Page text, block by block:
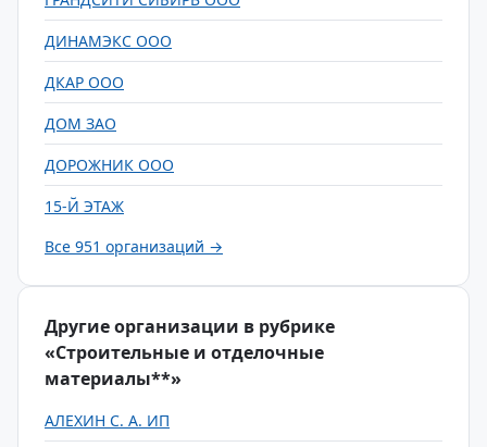
ДИНАМЭКС ООО
ДКАР ООО
ДОМ ЗАО
ДОРОЖНИК ООО
15-Й ЭТАЖ
Все 951 организаций →
Другие организации в рубрике
«Строительные и отделочные
материалы**»
АЛЕХИН С. А. ИП